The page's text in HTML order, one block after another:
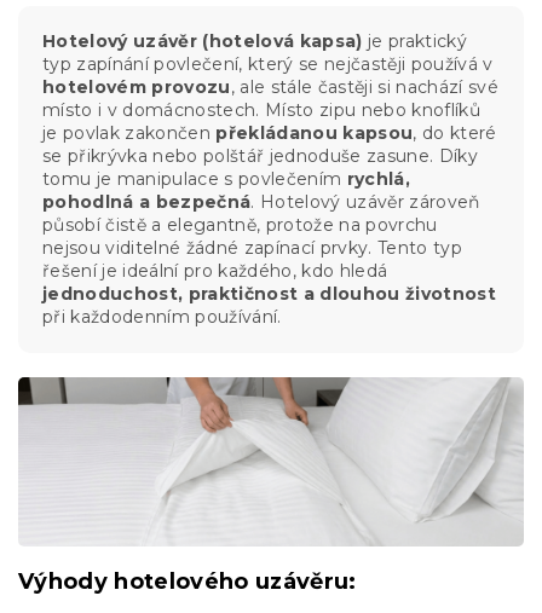
Hotelový uzávěr (hotelová kapsa) je praktický
typ zapínání povlečení, který se nejčastěji používá v
hotelovém provozu, ale stále častěji si nachází své
místo i v domácnostech. Místo zipu nebo knoflíků
je povlak zakončen překládanou kapsou, do které
se přikrývka nebo polštář jednoduše zasune. Díky
tomu je manipulace s povlečením rychlá,
pohodlná a bezpečná. Hotelový uzávěr zároveň
působí čistě a elegantně, protože na povrchu
nejsou viditelné žádné zapínací prvky. Tento typ
řešení je ideální pro každého, kdo hledá
jednoduchost, praktičnost a dlouhou životnost
při každodenním používání.
Výhody hotelového uzávěru: